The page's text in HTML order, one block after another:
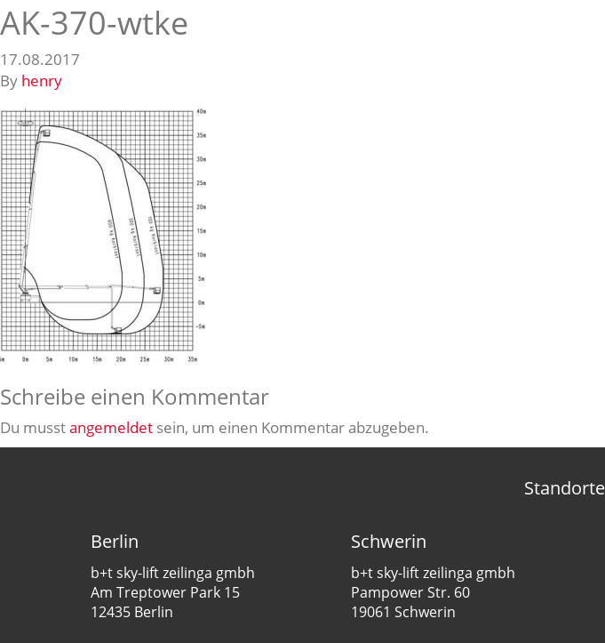
AK-370-wtke
17.08.2017
By henry
Schreibe einen Kommentar
Du musstangemeldet sein, um einen Kommentar abzugeben.
Standorte
Berlin
b+t sky-lift zeilinga gmbh
Am Treptower Park 15
12435 Berlin
Schwerin
b+t sky-lift zeilinga gmbh
Pampower Str. 60
19061 Schwerin